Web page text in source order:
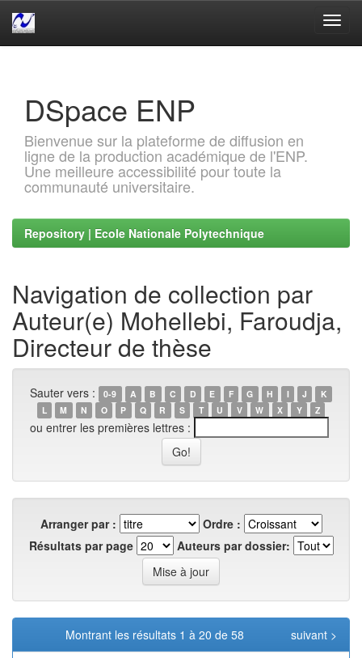
DSpace ENP
Bienvenue sur la plateforme de diffusion en
ligne de la production académique de l'ENP.
Une meilleure accessibilité pour toute la
communauté universitaire.
Repository | Ecole Nationale Polytechnique
Navigation de collection par
Auteur(e) Mohellebi, Faroudja,
Directeur de thèse
Sauter vers : 0-9 A B C D E F G H I J
K
L
M N O P Q R S T U V W X Y Z
ou entrer les premières lettres :
Arranger par :
Ordre :
Résultats par page
Auteurs par dossier:
Montrant les résultats 1 à 20 de 58
suivant >